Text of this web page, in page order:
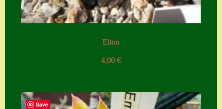
Warenkorb
Versandinfos
Elton
4,00 €
Save